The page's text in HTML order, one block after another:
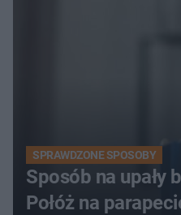
SPRAWDZONE SPOSOBY
Sposób na upały
Połóż na